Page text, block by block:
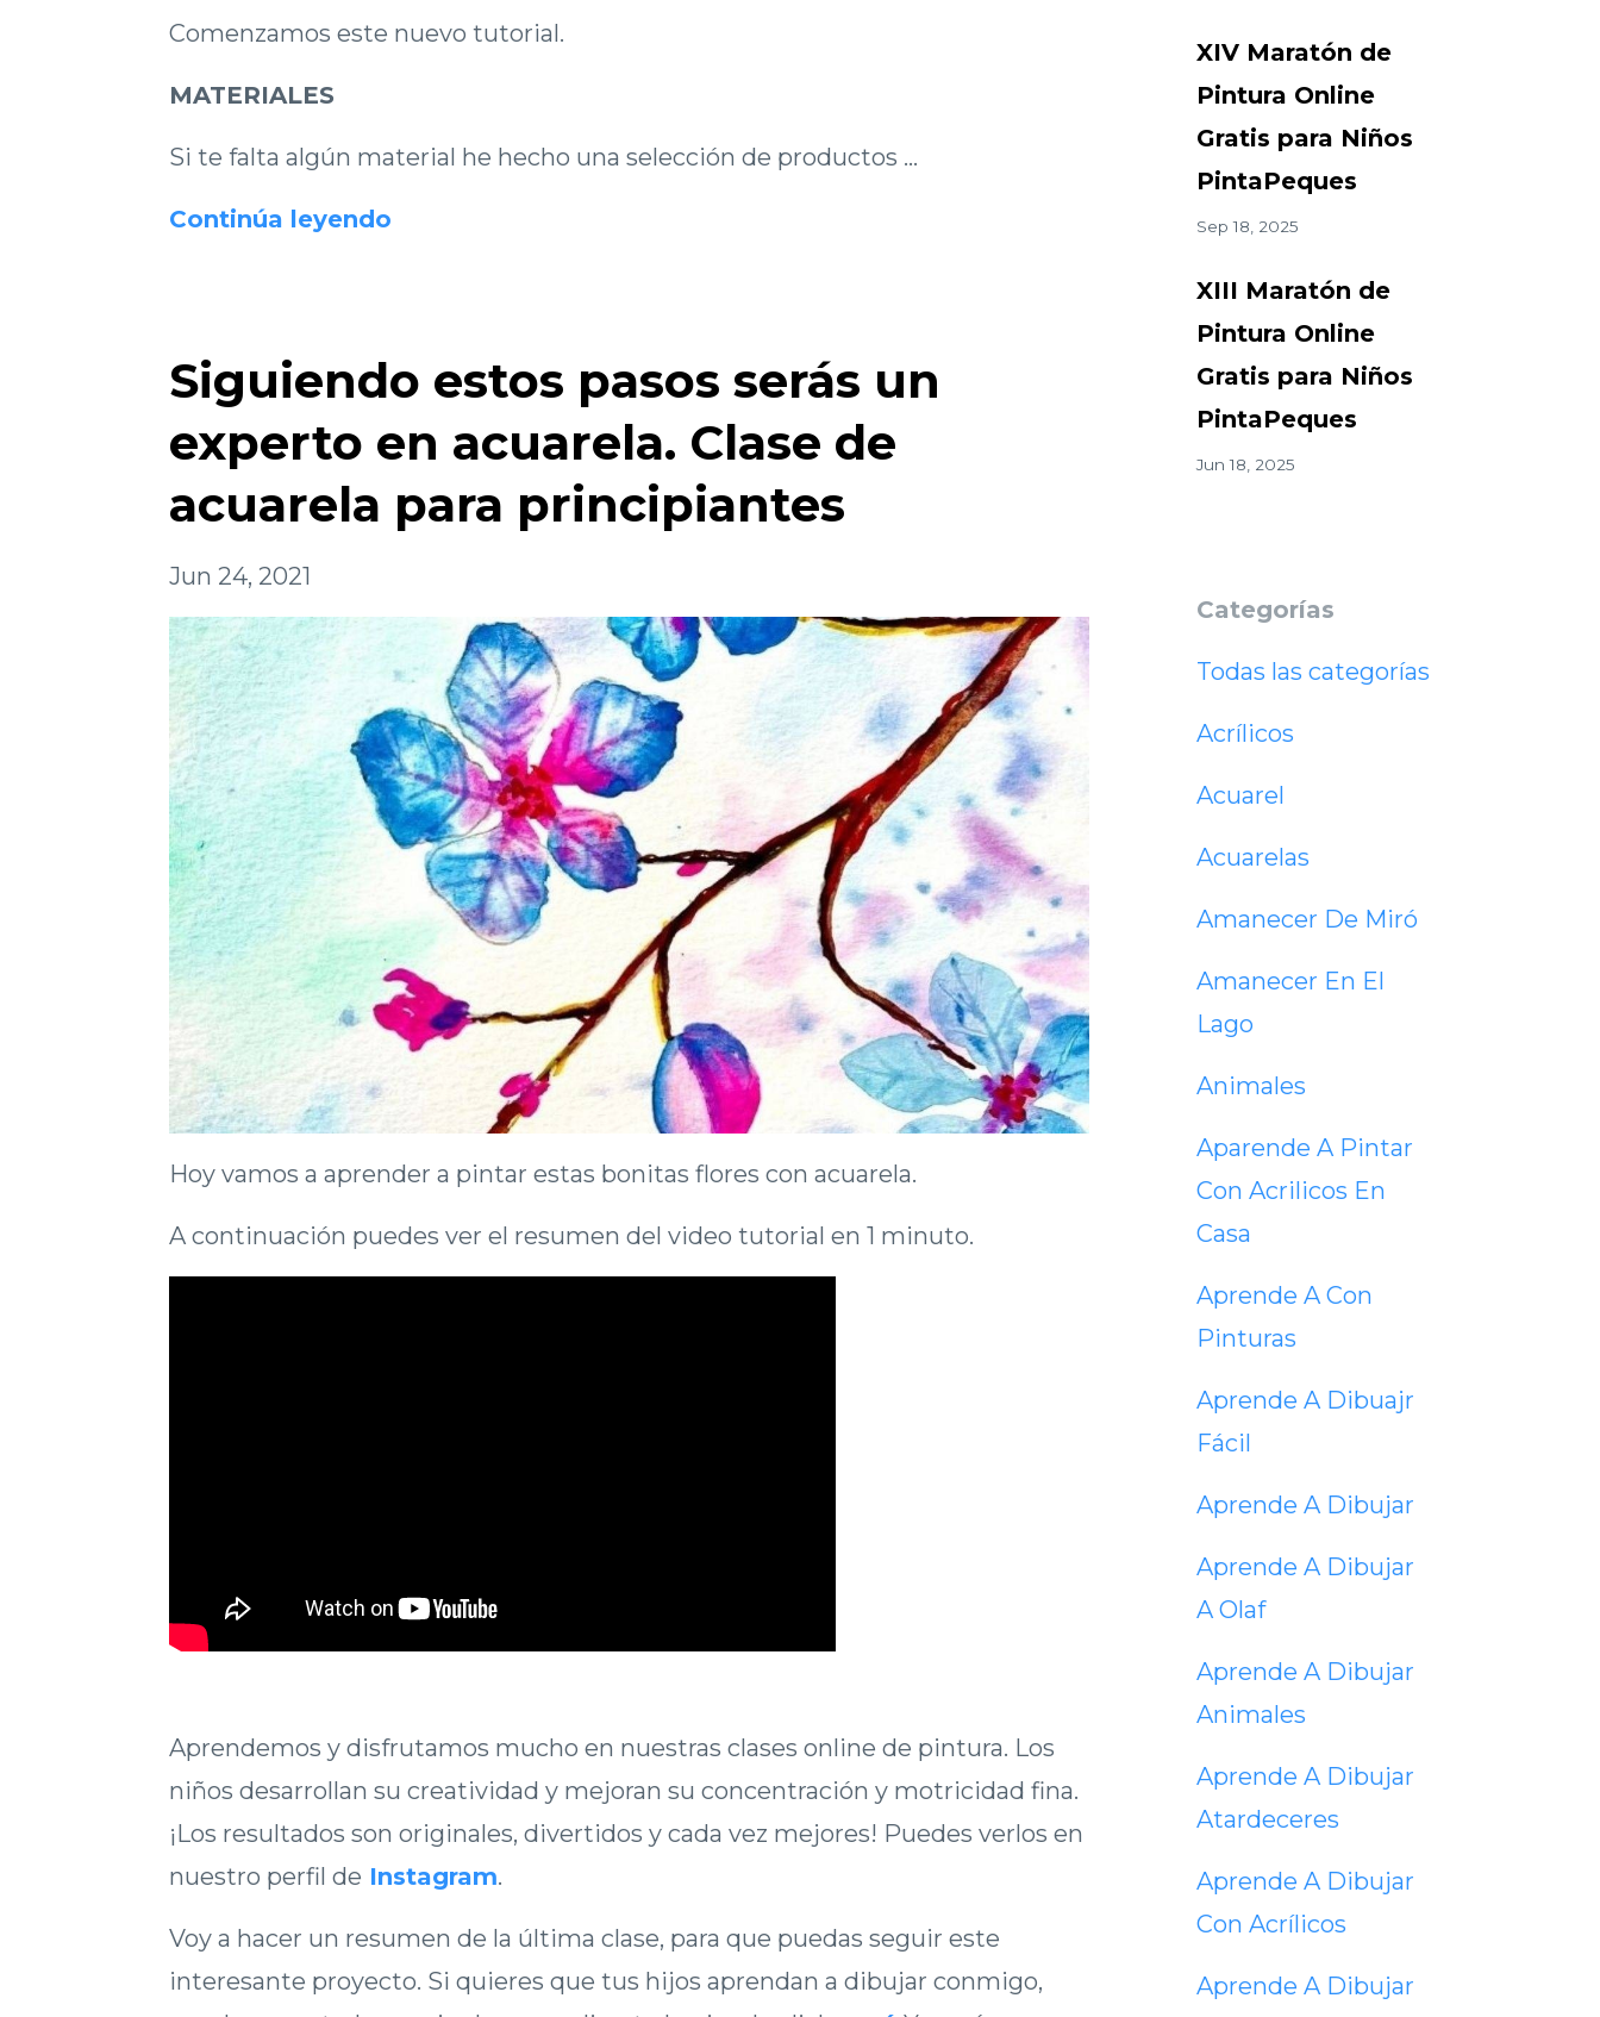
Comenzamos este nuevo tutorial.
MATERIALES
Si te falta algún material he hecho una selección de productos ...
Continúa leyendo
Siguiendo estos pasos serás un
experto en acuarela. Clase de
acuarela para principiantes
Jun 24, 2021
Hoy vamos a aprender a pintar estas bonitas flores con acuarela.
A continuación puedes ver el resumen del video tutorial en 1 minuto.
Aprendemos y disfrutamos mucho en nuestras clases online de pintura. Los
niños desarrollan su creatividad y mejoran su concentración y motricidad fina.
¡Los resultados son originales, divertidos y cada vez mejores! Puedes verlos en
nuestro perfil de Instagram.
Voy a hacer un resumen de la última clase, para que puedas seguir este
interesante proyecto. Si quieres que tus hijos aprendan a dibujar conmigo,
XIV Maratón de
Pintura Online
Gratis para Niños
PintaPeques
Sep 18, 2025
XIII Maratón de
Pintura Online
Gratis para Niños
PintaPeques
Jun 18, 2025
Categorías
Todas las categorías
Acrílicos
Acuarel
Acuarelas
Amanecer De Miró
Amanecer En El
Lago
Animales
Aparende A Pintar
Con Acrilicos En
Casa
Aprende A Con
Pinturas
Aprende A Dibuajr
Fácil
Aprende A Dibujar
Aprende A Dibujar
A Olaf
Aprende A Dibujar
Animales
Aprende A Dibujar
Atardeceres
Aprende A Dibujar
Con Acrílicos
Aprende A Dibujar